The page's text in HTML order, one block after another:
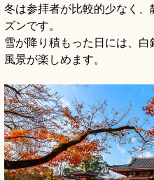
冬は参拝者が比較的少なく
ズンです。
雪が降り積もった日には、
風景が楽しめます。